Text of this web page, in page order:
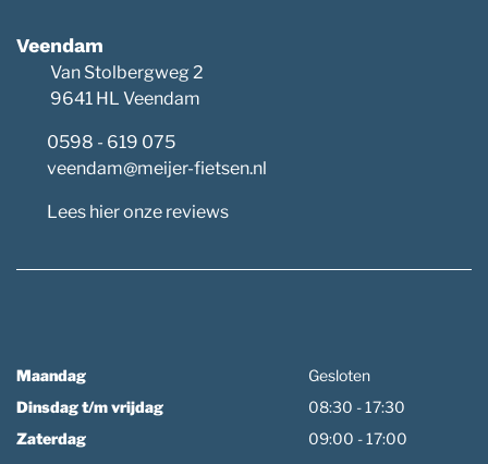
Veendam
Van Stolbergweg 2
9641 HL Veendam
0598 - 619 075
veendam@meijer-fietsen.nl
Lees hier onze reviews
Maandag
Gesloten
Dinsdag t/m vrijdag
08:30 - 17:30
Zaterdag
09:00 - 17:00